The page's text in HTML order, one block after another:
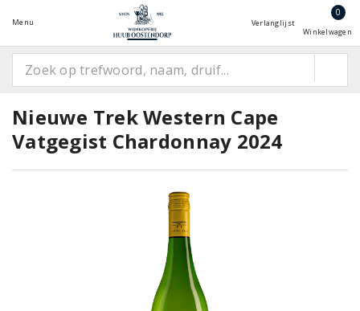
Menu Verlanglijst
0
Winkelwagen
Nieuwe Trek Western Cape
Vatgegist Chardonnay 2024